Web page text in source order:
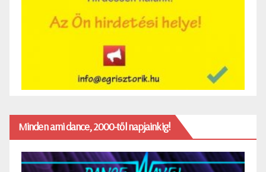
Minden ami dance, 2000-től napjainkig!